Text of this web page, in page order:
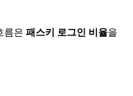
름은 패스키 로그인 비율을